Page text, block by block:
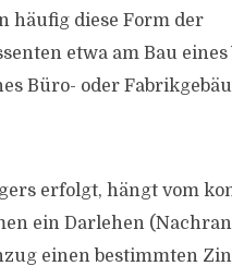
häufig diese Form der
etwa am Bau
Büro- oder
erfolgt, hängt vom
ein Darlehen
einen bestimmten